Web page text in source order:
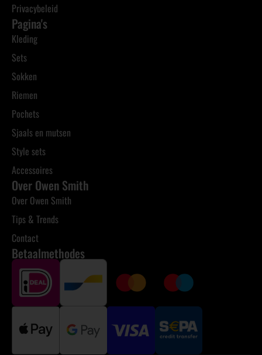
Privacybeleid
Pagina's
Kleding
Sets
Sokken
Riemen
Pochets
Sjaals en mutsen
Style sets
Accessoires
Over Owen Smith
Over Owen Smith
Tips & Trends
Contact
Betaalmethodes